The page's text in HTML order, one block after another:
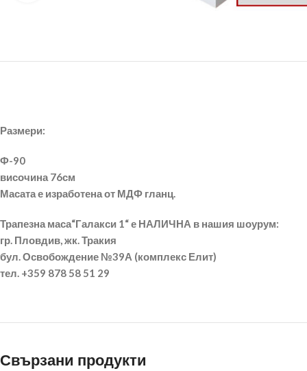
Размери:
Ф-90
височина 76см
Масата е изработена от МДФ гланц.
Трапезна маса“Галакси 1“ е НАЛИЧНА в нашия шоурум:
гр. Пловдив, жк. Тракия
бул. Освобождение №39А (комплекс Елит)
тел. +359 878 58 51 29
Свързани продукти